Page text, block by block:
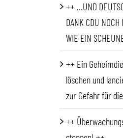
++ …UND
DANK CDU NOCH
WIE EIN
++ Ein
löschen und
zur Gefahr für
++